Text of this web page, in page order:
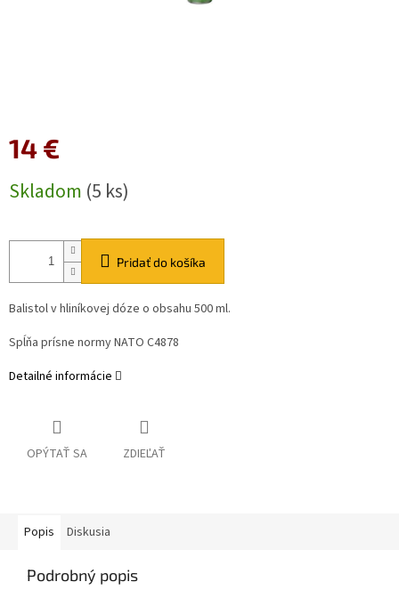
14 €
cena:
Skladom (5 ks)
Pridať do košíka
Balistol v hliníkovej dóze o obsahu 500 ml.
Spĺňa prísne normy NATO C4878
Detailné informácie
OPÝTAŤ SA ZDIEĽAŤ
Popis Diskusia
Podrobný popis